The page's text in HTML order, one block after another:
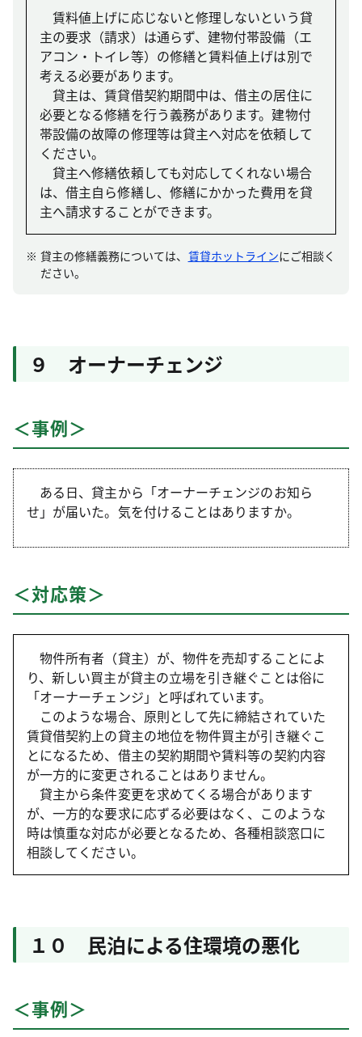
賃料値上げに応じないと修理しないという貸
主の要求（請求）は通らず、建物付帯設備（エ
アコン・トイレ等）の修繕と賃料値上げは別で
考える必要があります。
貸主は、賃貸借契約期間中は、借主の居住に
必要となる修繕を行う義務があります。建物付
帯設備の故障の修理等は貸主へ対応を依頼して
ください。
貸主へ修繕依頼しても対応してくれない場合
は、借主自ら修繕し、修繕にかかった費用を貸
主へ請求することができます。
貸主の修繕義務については、 賃貸ホットラインにご相談く
ださい。
９ オーナーチェンジ
＜事例＞
ある日、貸主から「オーナーチェンジのお知ら
せ」が届いた。気を付けることはありますか。
＜対応策＞
物件所有者（貸主）が、物件を売却することによ
り、新しい買主が貸主の立場を引き継ぐことは俗に
「オーナーチェンジ」と呼ばれています。
このような場合、原則として先に締結されていた
賃貸借契約上の貸主の地位を物件買主が引き継ぐこ
とになるため、借主の契約期間や賃料等の契約内容
が一方的に変更されることはありません。
貸主から条件変更を求めてくる場合があります
が、一方的な要求に応ずる必要はなく、このような
時は慎重な対応が必要となるため、各種相談窓口に
相談してください。
１０ 民泊による住環境の悪化
＜事例＞